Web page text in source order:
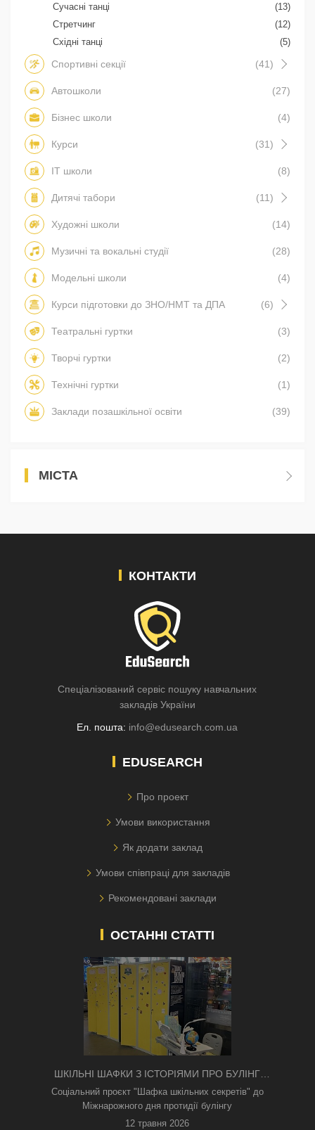
Сучасні танці
(13)
Стретчинг
(12)
Східні танці
(5)
Спортивні секції (41)
Автошколи (27)
Бізнес школи (4)
Курси (31)
IT школи (8)
Дитячі табори (11)
Художні школи (14)
Музичні та вокальні студії (28)
Модельні школи (4)
Курси підготовки до ЗНО/НМТ та ДПА (6)
Театральні гуртки (3)
Творчі гуртки (2)
Технічні гуртки (1)
Заклади позашкільної освіти (39)
МІСТА
КОНТАКТИ
Спеціалізований сервіс пошуку навчальних
закладів України
Ел. пошта: info@edusearch.com.ua
EDUSEARCH
Про проект
Умови використання
Як додати заклад
Умови співпраці для закладів
Рекомендовані заклади
ОСТАННІ СТАТТІ
ШКІЛЬНІ ШАФКИ З ІСТОРІЯМИ ПРО БУЛІНГ
З'ЯВИЛИСЯ В КИЄВІ
Соціальний проєкт "Шафка шкільних секретів" до
Міжнарожного дня протидії булінгу
12 травня 2026